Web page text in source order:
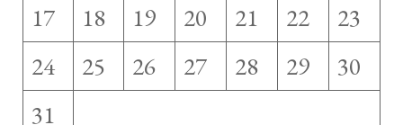
17
18 19 20 21 22
23
24
25 26 27 28 29
30
31